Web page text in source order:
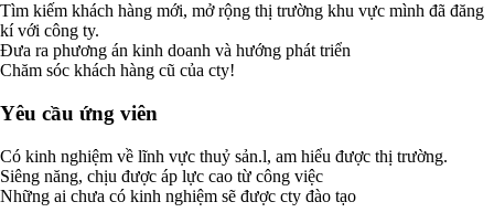
Tìm kiếm khách hàng mới, mở rộng thị trường khu vực mình đã đăng
kí với công ty.
Đưa ra phương án kinh doanh và hướng phát triển
Chăm sóc khách hàng cũ của cty!
Yêu cầu ứng viên
Có kinh nghiệm về lĩnh vực thuỷ sản.l, am hiểu được thị trường.
Siêng năng, chịu được áp lực cao từ công việc
Những ai chưa có kinh nghiệm sẽ được cty đào tạo